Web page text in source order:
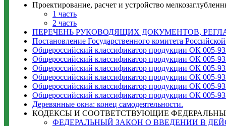
Проектирование, расчет и устройство
1 часть
2 часть
ПЕРЕЧЕНЬ РУКОВОДЯЩИХ ДОКУМЕНТОВ,
Постановление Государственного комитета
Общероссийский классификатор продукции ОК 005-
Общероссийский классификатор продукции ОК 005-
Общероссийский классификатор продукции ОК 005-
Общероссийский классификатор продукции ОК 005-
Общероссийский классификатор продукции ОК 005-
Общероссийский классификатор продукции ОК 005-
Деревянные окна: конец самодеятельности.
КОДЕКСЫ И СООТВЕТСТВУЮЩИЕ
ФЕДЕРАЛЬНЫЙ ЗАКОН О ВВЕДЕНИИ В